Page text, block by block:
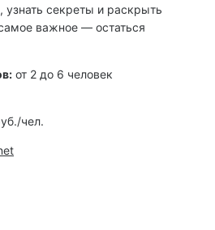
узнать секреты и раскрыть
важное — остаться
от 2 до 6 человек
чел.